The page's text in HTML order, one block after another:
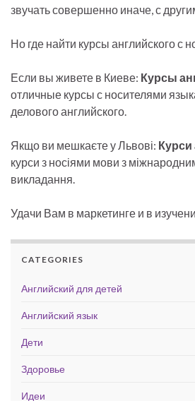
звучать совершенно иначе, с
Но где найти курсы английского с
Если вы живете в Киеве: Курсы
отличные курсы с носителями
делового английского.
Якщо ви мешкаєте у Львові: Курси
курси з носіями мови з
викладання.
Удачи Вам в маркетинге и в
CATEGORIES
Английский для детей
Английский язык
Дети
Здоровье
Идеи